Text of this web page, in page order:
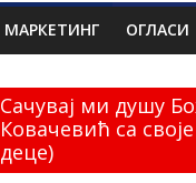
МАРКЕТИНГ ОГЛАСИ
Сачувај ми душу
Ковачевић са
деце)